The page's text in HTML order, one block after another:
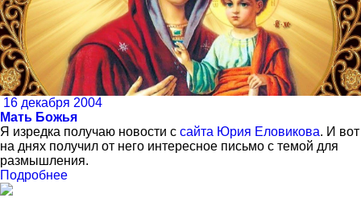
16 декабря 2004
Мать Божья
Я изредка получаю новости с сайта Юрия Еловикова. И вот
на днях получил от него интересное письмо с темой для
размышления.
Подробнее